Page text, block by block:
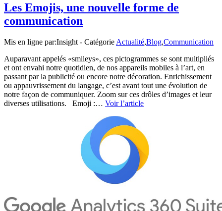
Les Emojis, une nouvelle forme de
communication
Mis en ligne par:Insight - Catégorie Actualité,Blog,Communication
Auparavant appelés «smileys», ces pictogrammes se sont multipliés
et ont envahi notre quotidien, de nos appareils mobiles à l’art, en
passant par la publicité ou encore notre décoration. Enrichissement
ou appauvrissement du langage, c’est avant tout une évolution de
notre façon de communiquer. Zoom sur ces drôles d’images et leur
diverses utilisations. Emoji :… Voir l’article